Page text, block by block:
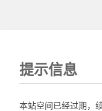
提示信息
本站空间已经过期，